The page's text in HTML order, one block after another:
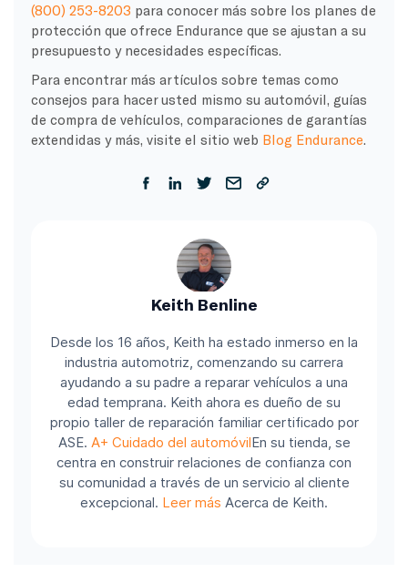
(800) 253-8203 para conocer más sobre los planes de
protección que ofrece Endurance que se ajustan a su
presupuesto y necesidades específicas.
Para encontrar más artículos sobre temas como
consejos para hacer usted mismo su automóvil, guías
de compra de vehículos, comparaciones de garantías
extendidas y más, visite el sitio web Blog Endurance.
Keith Benline
Desde los 16 años, Keith ha estado inmerso en la
industria automotriz, comenzando su carrera
ayudando a su padre a reparar vehículos a una
edad temprana. Keith ahora es dueño de su
propio taller de reparación familiar certificado por
ASE. A+ Cuidado del automóvilEn su tienda, se
centra en construir relaciones de confianza con
su comunidad a través de un servicio al cliente
excepcional. Leer más Acerca de Keith.